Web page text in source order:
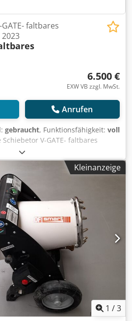
faltbares
6.500 €
EXW VB zzgl. MwSt.
Anrufen
gebraucht, Funktionsfähigkeit: voll
Schiebetor V-GATE- faltbares
Schiebetor — Baujahr 2023
Mietpark der Kurt
Einbeck. Zustand & Hinweise:
Vermietung, regelmäßig
funktionsfähig Dodjy A E E Depfx
— bei Interesse kontaktieren
Fotos - Besichtigung in 37574
möglich Preis 8.500 EUR zzgl.
auf Anfrage
Kleinanzeige
1 /3